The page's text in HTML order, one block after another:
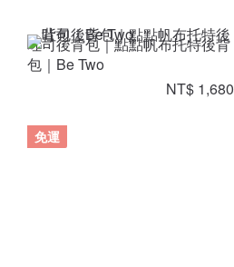
吐司後背包｜點點帆布托特後背
包｜Be Two
NT$ 1,680
免運